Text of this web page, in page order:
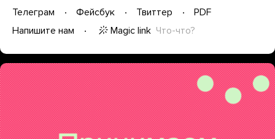
Телеграм Фейсбук Твиттер
PDF
Напишите нам
Magic link Что-что?